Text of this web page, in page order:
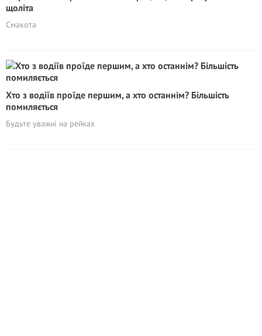
щоліта
Смакота
Хто з водіїв проїде першим, а хто останнім? Більшість
помиляється
Будьте уважні на рейках